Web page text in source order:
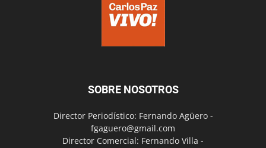
SOBRE NOSOTROS
Director Periodístico: Fernando Agüero -
fgaguero@gmail.com
Director Comercial: Fernando Villa -